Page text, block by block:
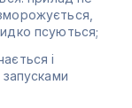
псуються;
і